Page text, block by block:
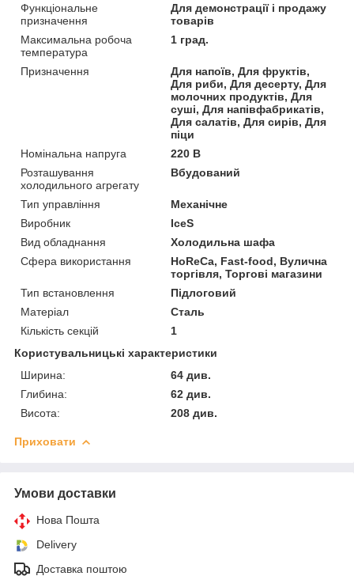
Функціональне
призначення
Для демонстрації і продажу
товарів
Максимальна робоча
температура
1 град.
Призначення
Для напоїв, Для фруктів,
Для риби, Для десерту, Для
молочних продуктів, Для
суші, Для напівфабрикатів,
Для салатів, Для сирів, Для
піци
Номінальна напруга
220 В
Розташування
холодильного агрегату
Вбудований
Тип управління
Механічне
Виробник
IceS
Вид обладнання
Холодильна шафа
Сфера використання
HoReCa, Fast-food, Вулична
торгівля, Торгові магазини
Тип встановлення
Підлоговий
Матеріал
Сталь
Кількість секцій
1
Користувальницькі характеристики
Ширина:
64 див.
Глибина:
62 див.
Висота:
208 див.
Приховати
Умови доставки
Нова Пошта
Delivery
Доставка поштою